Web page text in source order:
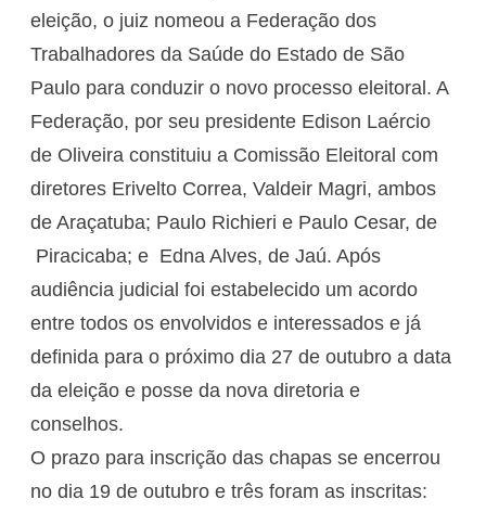
eleição, o juiz nomeou a Federação dos
Trabalhadores da Saúde do Estado de São
Paulo para conduzir o novo processo eleitoral. A
Federação, por seu presidente Edison Laércio
de Oliveira constituiu a Comissão Eleitoral com
diretores Erivelto Correa, Valdeir Magri, ambos
de Araçatuba; Paulo Richieri e Paulo Cesar, de
Piracicaba; e Edna Alves, de Jaú. Após
audiência judicial foi estabelecido um acordo
entre todos os envolvidos e interessados e já
definida para o próximo dia 27 de outubro a data
da eleição e posse da nova diretoria e
conselhos.
O prazo para inscrição das chapas se encerrou
no dia 19 de outubro e três foram as inscritas: